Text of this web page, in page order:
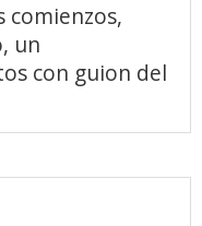
comienzos,
un
con guion del